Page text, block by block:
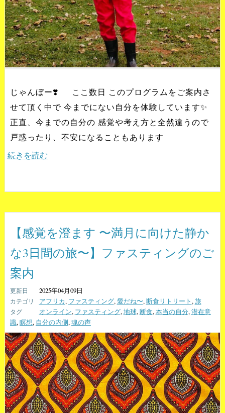
じゃんぼー❣️ ここ数日 このプログラムをご案内さ
せて頂く中で 今までにない自分を体験しています✨
正直、今までの自分の 感覚や考え方と全然違うので
戸惑ったり、不安になることもあります
続きを読む
【感覚を澄ます 〜満月に向けた静か
な3日間の旅〜】ファスティングのご
案内
2025年04月09日
アフリカ, ファスティング,愛だね〜,断食リトリート,旅
オンライン, ファスティング,地球,断食,本当の自分,潜在意
識,瞑想, 自分の内側,魂の声